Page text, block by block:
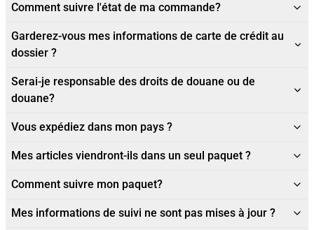
Comment suivre l'état de ma commande?
Garderez-vous mes informations de carte de crédit au
dossier ?
Serai-je responsable des droits de douane ou de
douane?
Vous expédiez dans mon pays ?
Mes articles viendront-ils dans un seul paquet ?
Comment suivre mon paquet?
Mes informations de suivi ne sont pas mises à jour ?